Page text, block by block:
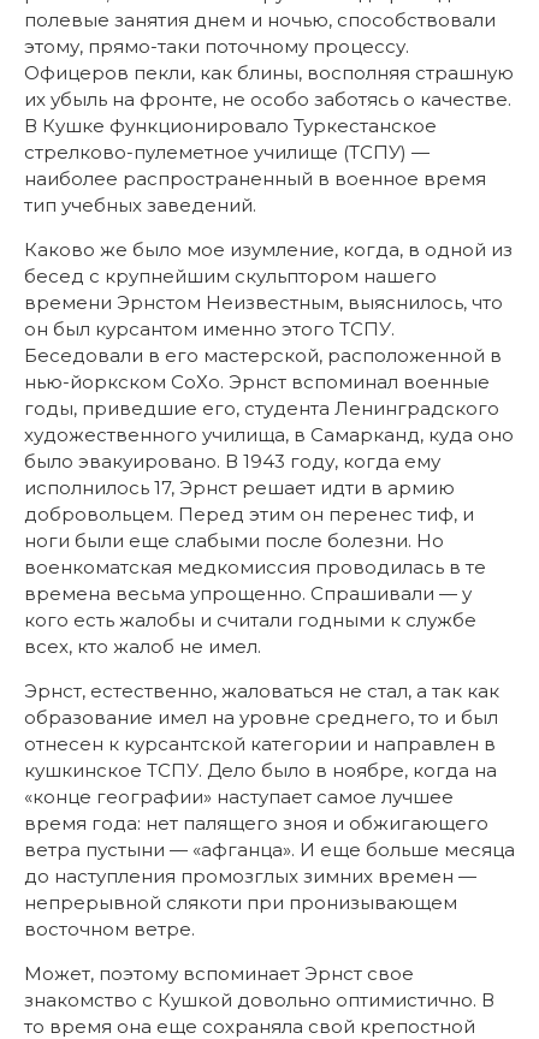
полевые занятия днем и ночью, способствовали
этому, прямо-таки поточному процессу.
Офицеров пекли, как блины, восполняя страшную
их убыль на фронте, не особо заботясь о качестве.
В Кушке функционировало Туркестанское
стрелково-пулеметное училище (ТСПУ) —
наиболее распространенный в военное время
тип учебных заведений.
Каково же было мое изумление, когда, в одной из
бесед с крупнейшим скульптором нашего
времени Эрнстом Неизвестным, выяснилось, что
он был курсантом именно этого ТСПУ.
Беседовали в его мастерской, расположенной в
нью-йоркском СоХо. Эрнст вспоминал военные
годы, приведшие его, студента Ленинградского
художественного училища, в Самарканд, куда оно
было эвакуировано. В 1943 году, когда ему
исполнилось 17, Эрнст решает идти в армию
добровольцем. Перед этим он перенес тиф, и
ноги были еще слабыми после болезни. Но
военкоматская медкомиссия проводилась в те
времена весьма упрощенно. Спрашивали — у
кого есть жалобы и считали годными к службе
всех, кто жалоб не имел.
Эрнст, естественно, жаловаться не стал, а так как
образование имел на уровне среднего, то и был
отнесен к курсантской категории и направлен в
кушкинское ТСПУ. Дело было в ноябре, когда на
«конце географии» наступает самое лучшее
время года: нет палящего зноя и обжигающего
ветра пустыни — «афганца». И еще больше месяца
до наступления промозглых зимних времен —
непрерывной слякоти при пронизывающем
восточном ветре.
Может, поэтому вспоминает Эрнст свое
знакомство с Кушкой довольно оптимистично. В
то время она еще сохраняла свой крепостной